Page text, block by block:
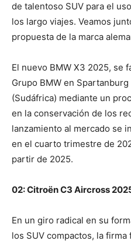
de talentoso SUV para el
los largo viajes. Veamos
propuesta de la marca
El nuevo BMW X3 2025, se
Grupo BMW en Spartanburg
(Sudáfrica) mediante un
en la conservación de los
lanzamiento al mercado se
en el cuarto trimestre de
partir de 2025.
02: Citroën C3 Aircross
En un giro radical en su
los SUV compactos, la